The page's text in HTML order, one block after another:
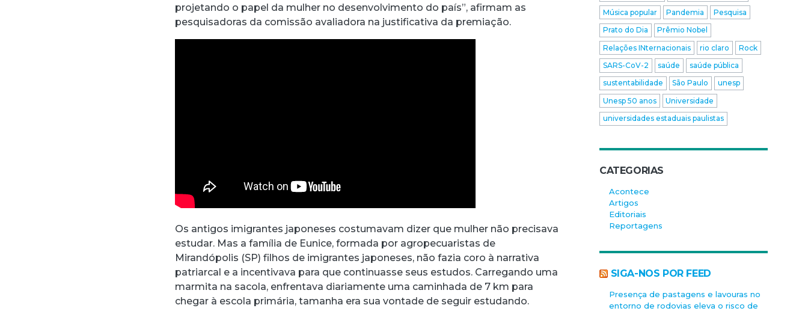
projetando o papel da mulher no desenvolvimento do país”, afirmam as
pesquisadoras da comissão avaliadora na justificativa da premiação.
Os antigos imigrantes japoneses costumavam dizer que mulher não precisava
estudar. Mas a família de Eunice, formada por agropecuaristas de
Mirandópolis (SP) filhos de imigrantes japoneses, não fazia coro à narrativa
patriarcal e a incentivava para que continuasse seus estudos. Carregando uma
marmita na sacola, enfrentava diariamente uma caminhada de 7 km para
chegar à escola primária, tamanha era sua vontade de seguir estudando.
Música popular
Pandemia
Pesquisa
Prato do Dia
Prêmio Nobel
Relações INternacionais
rio claro
Rock
SARS-CoV-2
saúde
saúde pública
sustentabilidade
São Paulo
unesp
Unesp 50 anos
Universidade
universidades estaduais paulistas
CATEGORIAS
Acontece
Artigos
Editoriais
Reportagens
SIGA-NOS POR FEED
Presença de pastagens e lavouras no
entorno de rodovias eleva o risco de